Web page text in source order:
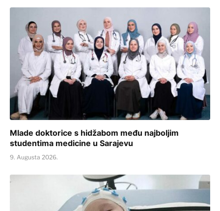
Mlade doktorice s hidžabom među najboljim
studentima medicine u Sarajevu
9. Augusta 2026.